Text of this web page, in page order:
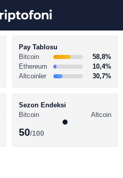
Pay Tablosu
Bitcoin
58,8%
Ethereum
10,4%
Altcoinler
30,7%
Sezon Endeksi
Bitcoin
Altcoin
50/100